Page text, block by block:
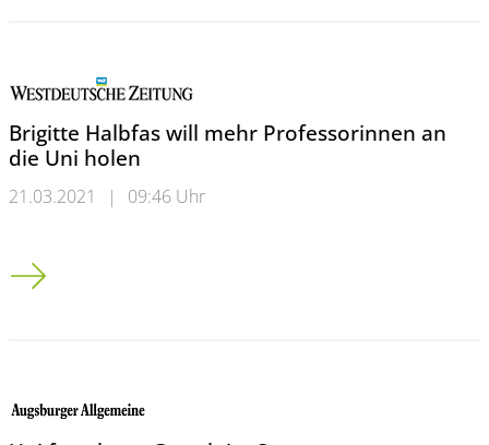
Brigitte Halbfas will mehr Professorinnen an
die Uni holen
21.03.2021 | 09:46 Uhr
Brigitte Halbfas will mehr Professorinnen an die Uni holen